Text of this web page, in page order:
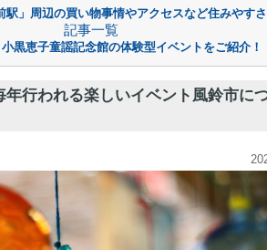
」周辺の買い物事情やアクセスなど住みやす
記事一覧
黒恵子童謡記念館の体験型イベントをご紹介
年行われる楽しいイベント風鈴市に